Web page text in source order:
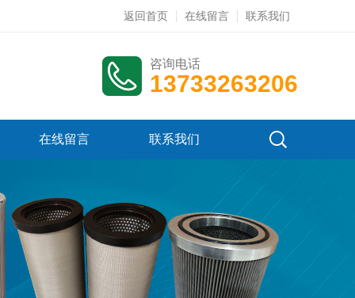
返回首页 在线留言 联系我们
咨询电话
13733263206
在线留言 联系我们